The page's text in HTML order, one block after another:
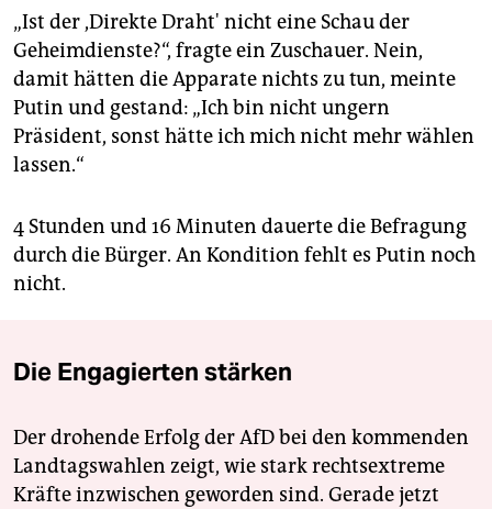
„Ist der ,Direkte Draht' nicht eine Schau der
Geheimdienste?“, fragte ein Zuschauer. Nein,
damit hätten die Apparate nichts zu tun, meinte
Putin und gestand: „Ich bin nicht ungern
Präsident, sonst hätte ich mich nicht mehr wählen
lassen.“
4 Stunden und 16 Minuten dauerte die Befragung
durch die Bürger. An Kondition fehlt es Putin noch
nicht.
Die Engagierten stärken
Der drohende Erfolg der AfD bei den kommenden
Landtagswahlen zeigt, wie stark rechtsextreme
Kräfte inzwischen geworden sind. Gerade jetzt